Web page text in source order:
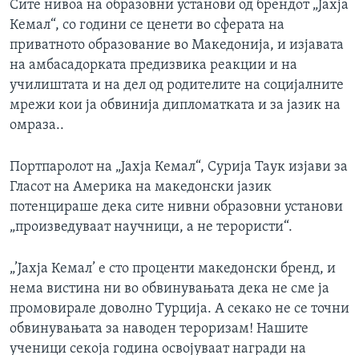
Сите нивоа на образовни установи од брендот „Јахја
Кемал“, со години се ценети во сферата на
приватното образование во Македонија, и изјавата
на амбасадорката предизвика реакции и на
училиштата и на дел од родителите на социјалните
мрежи кои ја обвинија дипломатката и за јазик на
омраза..
Портпаролот на „Јахја Кемал“, Сурија Таук изјави за
Гласот на Америка на македонски јазик
потенцираше дека сите нивни образовни установи
„произведуваат научници, а не терористи“.
„’Јахја Кемал’ е сто проценти македонски бренд, и
нема вистина ни во обвинувањата дека не сме ја
промовирале доволно Турција. А секако не се точни
обвинувањата за наводен тероризам! Нашите
ученици секоја година освојуваат награди на